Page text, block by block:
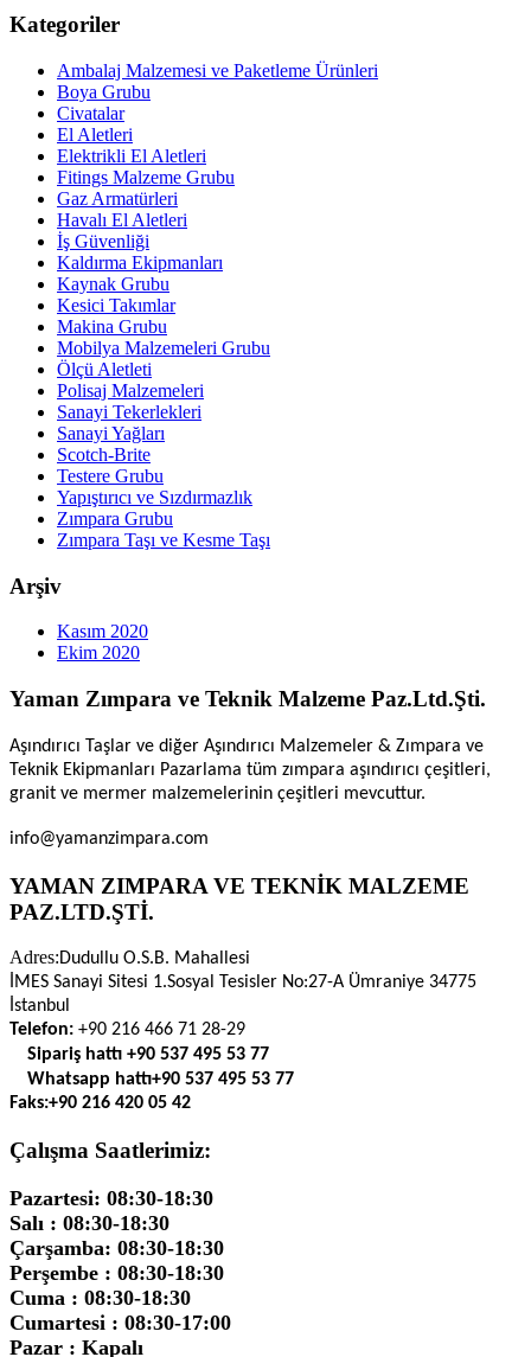
Kategoriler
Ambalaj Malzemesi ve Paketleme Ürünleri
Boya Grubu
Civatalar
El Aletleri
Elektrikli El Aletleri
Fitings Malzeme Grubu
Gaz Armatürleri
Havalı El Aletleri
İş Güvenliği
Kaldırma Ekipmanları
Kaynak Grubu
Kesici Takımlar
Makina Grubu
Mobilya Malzemeleri Grubu
Ölçü Aletleti
Polisaj Malzemeleri
Sanayi Tekerlekleri
Sanayi Yağları
Scotch-Brite
Testere Grubu
Yapıştırıcı ve Sızdırmazlık
Zımpara Grubu
Zımpara Taşı ve Kesme Taşı
Arşiv
Kasım 2020
Ekim 2020
Yaman Zımpara ve Teknik Malzeme Paz.Ltd.Şti.
Aşındırıcı Taşlar ve diğer Aşındırıcı Malzemeler & Zımpara ve
Teknik Ekipmanları Pazarlama tüm zımpara aşındırıcı çeşitleri,
granit ve mermer malzemelerinin çeşitleri mevcuttur.
info@yamanzimpara.com
YAMAN ZIMPARA VE TEKNİK MALZEME
PAZ.LTD.ŞTİ.
Adres:Dudullu O.S.B. Mahallesi
İMES Sanayi Sitesi 1.Sosyal Tesisler No:27-A Ümraniye 34775
İstanbul
Telefon: +90 216 466 71 28-29
Sipariş hattı +90 537 495 53 77
Whatsapp hattı+90 537 495 53 77
Faks:+90 216 420 05 42
Çalışma Saatlerimiz:
Pazartesi: 08:30-18:30
Salı : 08:30-18:30
Çarşamba: 08:30-18:30
Perşembe : 08:30-18:30
Cuma : 08:30-18:30
Cumartesi : 08:30-17:00
Pazar : Kapalı